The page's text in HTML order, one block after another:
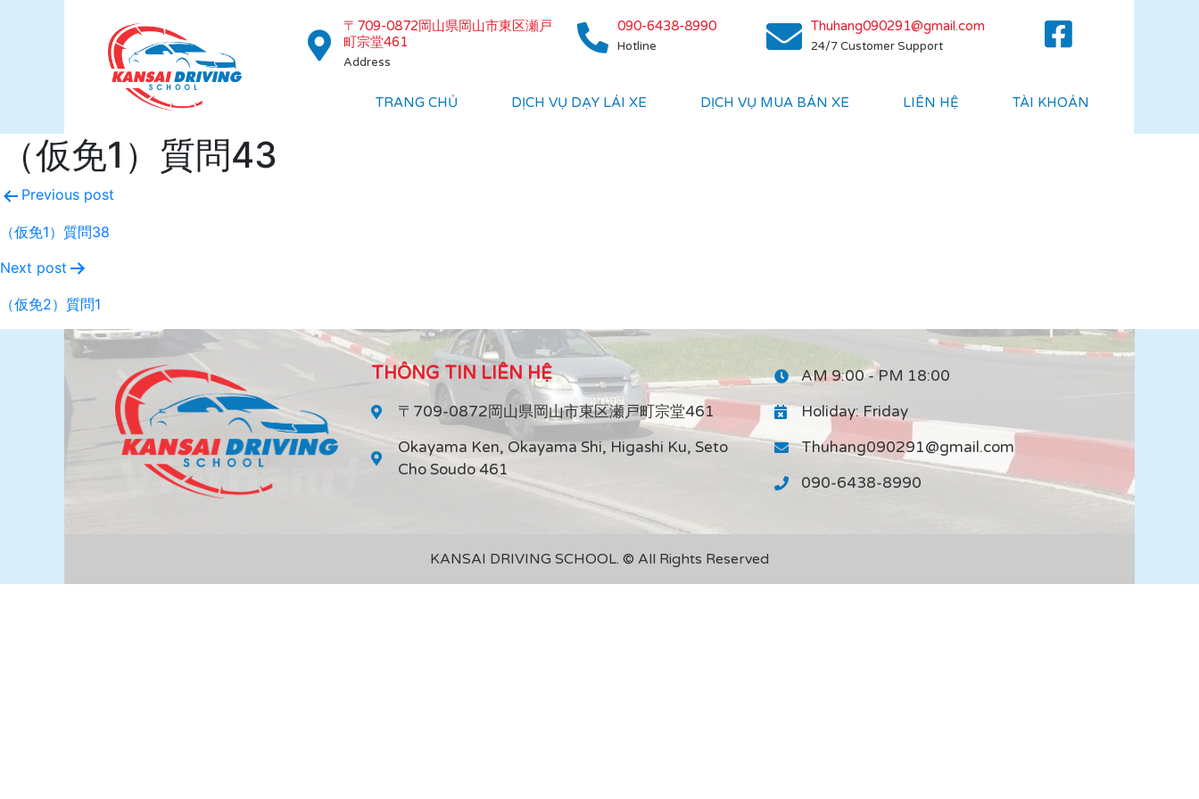
〒709-0872岡山県岡山市東区瀬戸
町宗堂461
Address
090-6438-8990
Hotline
Thuhang090291@gmail.com
24/7 Customer Support
TRANG CHỦ DỊCH VỤ DẠY LÁI XE DỊCH VỤ MUA BÁN XE LIÊN HỆ TÀI KHOẢN
（仮免1）質問43
Previous post
（仮免1）質問38
Next post
（仮免2）質問1
THÔNG TIN LIÊN HỆ
〒709-0872岡山県岡山市東区瀬戸町宗堂461
Okayama Ken, Okayama Shi, Higashi Ku, Seto
Cho Soudo 461
AM 9:00 - PM 18:00
Holiday: Friday
Thuhang090291@gmail.com
090-6438-8990
KANSAI DRIVING SCHOOL. © All Rights Reserved